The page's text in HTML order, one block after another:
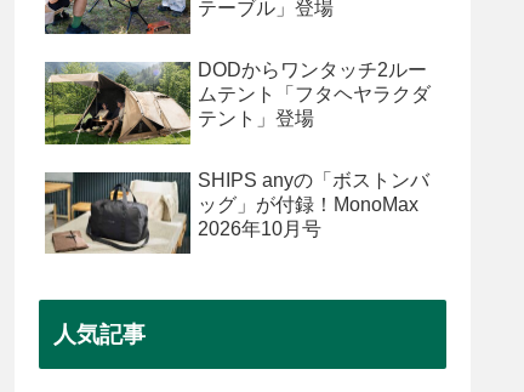
テーブル」登場
DODからワンタッチ2ルー
ムテント「フタヘヤラクダ
テント」登場
SHIPS anyの「ボストンバ
ッグ」が付録！MonoMax
2026年10月号
人気記事